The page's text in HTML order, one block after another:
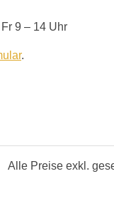
9 – 14 Uhr
.
Alle Preise exkl.